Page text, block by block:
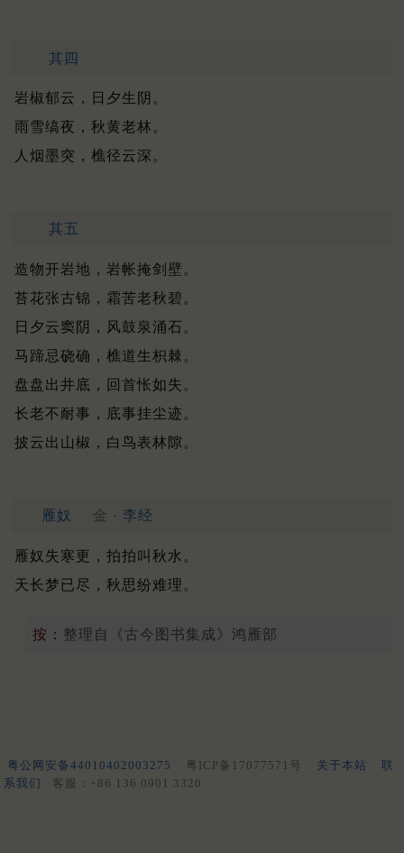
其四
岩椒郁云，日夕生阴。
雨雪缟夜，秋黄老林。
人烟墨突，樵径云深。
其五
造物开岩地，岩帐掩剑壁。
苔花张古锦，霜苦老秋碧。
日夕云窦阴，风鼓泉涌石。
马蹄忌硗确，樵道生枳棘。
盘盘出井底，回首怅如失。
长老不耐事，底事挂尘迹。
披云出山椒，白鸟表林隙。
雁奴 金 · 李经
雁奴失寒更，拍拍叫秋水。
天长梦已尽，秋思纷难理。
按： 整理自《古今图书集成》鸿雁部
粤公网安备44010402003275 粤ICP备17077571号 关于本站
联
系我们
客服：+86 136 0901 3320